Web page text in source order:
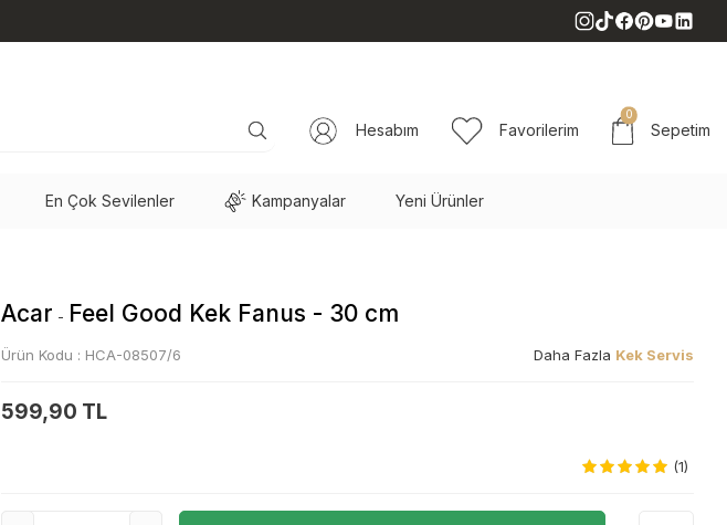
Hesabım Favorilerim
0
Sepetim
En Çok Sevilenler Kampanyalar Yeni Ürünler
Acar - Feel Good Kek Fanus - 30 cm
Ürün Kodu : HCA-08507/6 Daha Fazla Kek Servis
599,90 TL
(1)